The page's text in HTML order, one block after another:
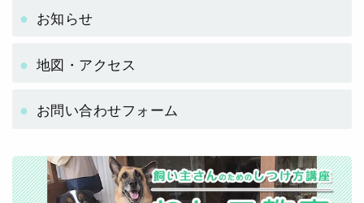
お知らせ
地図・アクセス
お問い合わせフォーム